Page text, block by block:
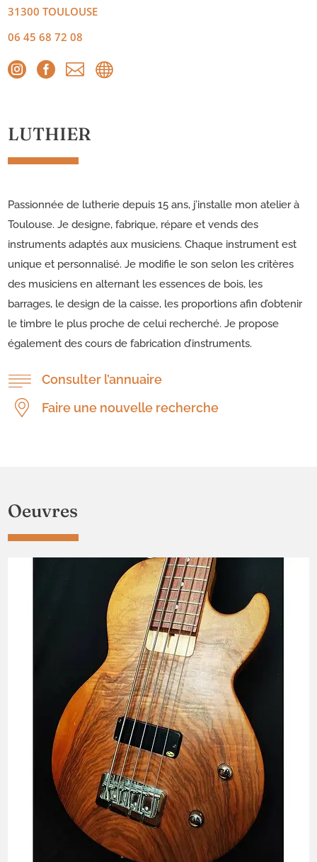
31300TOULOUSE
06 45 68 72 08
   
LUTHIER
Passionnée de lutherie depuis 15 ans, j’installe mon atelier à
Toulouse. Je designe, fabrique, répare et vends des
instruments adaptés aux musiciens. Chaque instrument est
unique et personnalisé. Je modifie le son selon les critères
des musiciens en alternant les essences de bois, les
barrages, le design de la caisse, les proportions afin d’obtenir
le timbre le plus proche de celui recherché. Je propose
également des cours de fabrication d’instruments.
Consulter l’annuaire
Faire une nouvelle recherche
Oeuvres